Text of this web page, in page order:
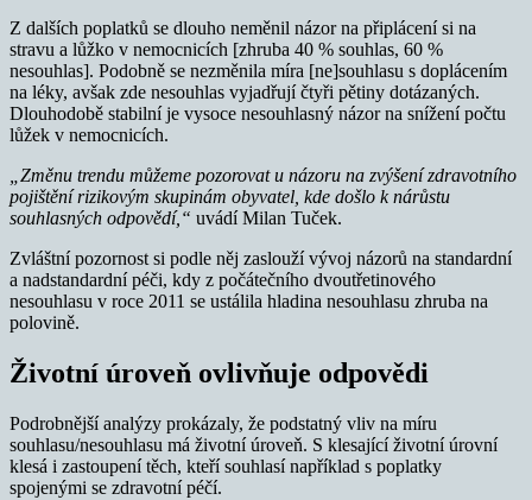
Z dalších poplatků se dlouho neměnil názor na připlácení si na
stravu a lůžko v nemocnicích [zhruba 40 % souhlas, 60 %
nesouhlas]. Podobně se nezměnila míra [ne]souhlasu s doplácením
na léky, avšak zde nesouhlas vyjadřují čtyři pětiny dotázaných.
Dlouhodobě stabilní je vysoce nesouhlasný názor na snížení počtu
lůžek v nemocnicích.
„Změnu trendu můžeme pozorovat u názoru na zvýšení zdravotního
pojištění rizikovým skupinám obyvatel, kde došlo k nárůstu
souhlasných odpovědí,“ uvádí Milan Tuček.
Zvláštní pozornost si podle něj zaslouží vývoj názorů na standardní
a nadstandardní péči, kdy z počátečního dvoutřetinového
nesouhlasu v roce 2011 se ustálila hladina nesouhlasu zhruba na
polovině.
Životní úroveň ovlivňuje odpovědi
Podrobnější analýzy prokázaly, že podstatný vliv na míru
souhlasu/nesouhlasu má životní úroveň. S klesající životní úrovní
klesá i zastoupení těch, kteří souhlasí například s poplatky
spojenými se zdravotní péčí.